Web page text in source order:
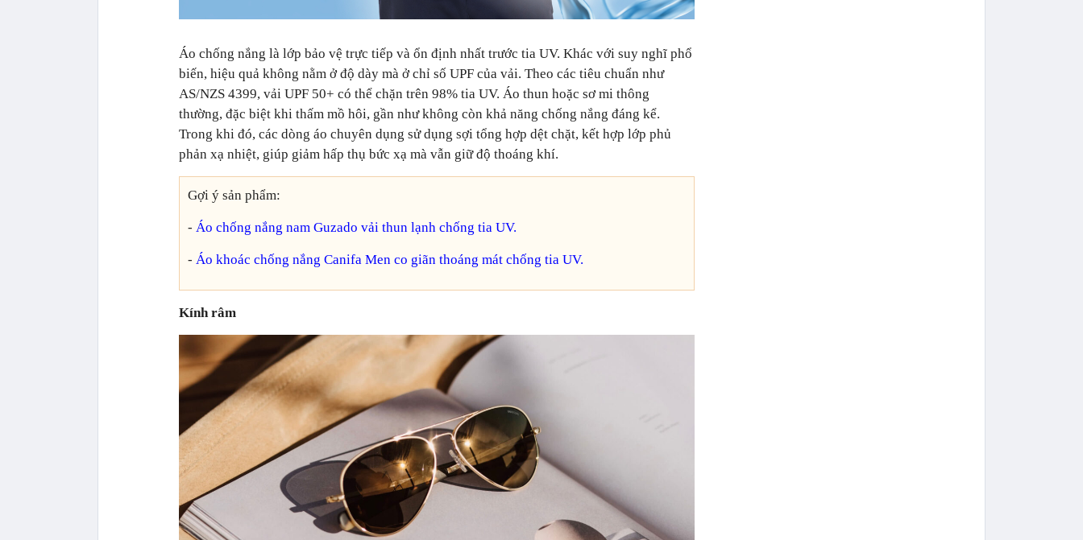
Áo chống nắng là lớp bảo vệ trực tiếp và ổn định nhất trước tia UV. Khác với suy nghĩ phổ
biến, hiệu quả không nằm ở độ dày mà ở chỉ số UPF của vải. Theo các tiêu chuẩn như
AS/NZS 4399, vải UPF 50+ có thể chặn trên 98% tia UV. Áo thun hoặc sơ mi thông
thường, đặc biệt khi thấm mồ hôi, gần như không còn khả năng chống nắng đáng kể.
Trong khi đó, các dòng áo chuyên dụng sử dụng sợi tổng hợp dệt chặt, kết hợp lớp phủ
phản xạ nhiệt, giúp giảm hấp thụ bức xạ mà vẫn giữ độ thoáng khí.
Gợi ý sản phẩm:
- Áo chống nắng nam Guzado vải thun lạnh chống tia UV.
- Áo khoác chống nắng Canifa Men co giãn thoáng mát chống tia UV.
Kính râm